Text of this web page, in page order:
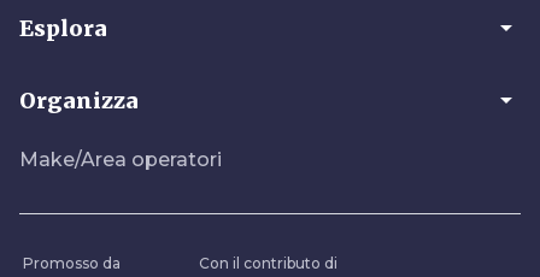
Esplora arrow_drop_down
Organizza arrow_drop_down
Make/Area operatori
Promosso da Con il contributo di